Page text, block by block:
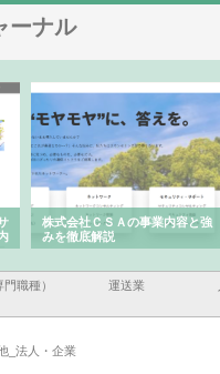
ーナル
株式会社ＣＳＡの事業内容と強
みを徹底解説
職種） 運送業
_法人・企業